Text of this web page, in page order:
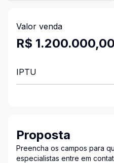
Valor venda
R$ 1.200.000,00
IPTU
Proposta
Preencha os campos para
especialistas entre em